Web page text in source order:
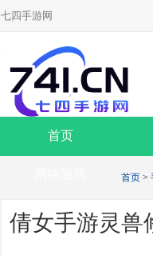
七四手游网
首页
首页 >
倩女手游灵兽